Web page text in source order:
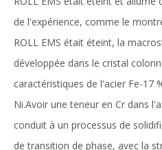
de l'expérience, comme le
ROLL EMS était éteint, la
développée dans le cristal
caractéristiques de l'acier Fe-17
Ni.Avoir une teneur en Cr dans
conduit à un processus de
de transition de phase, avec la